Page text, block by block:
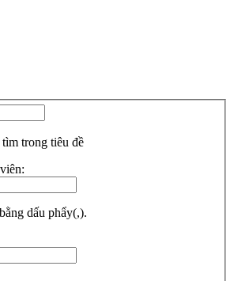
trong tiêu đề
dấu phẩy(,).